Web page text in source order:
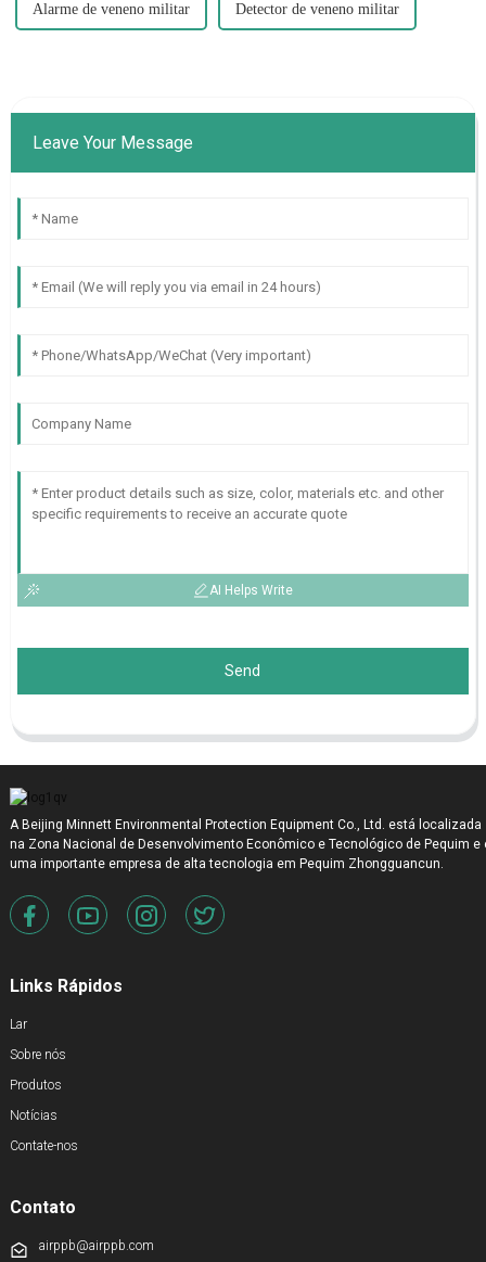
Alarme de veneno militar Detector de veneno militar
Leave Your Message
AI Helps Write
Send
A Beijing Minnett Environmental Protection Equipment Co., Ltd. está localizada
na Zona Nacional de Desenvolvimento Econômico e Tecnológico de Pequim e
uma importante empresa de alta tecnologia em Pequim Zhongguancun.
Links Rápidos
Lar
Sobre nós
Produtos
Notícias
Contate-nos
Contato
airppb@airppb.com